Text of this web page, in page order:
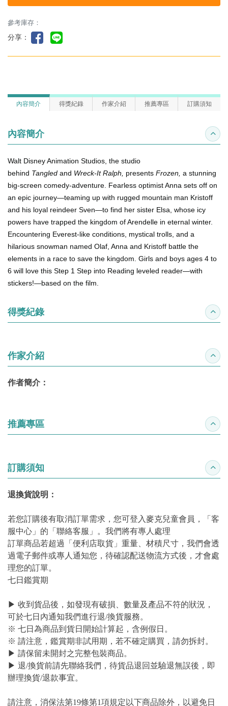
參考庫存：
分享：
內容簡介 得獎紀錄 作家介紹 推薦專區 訂購須知
內容簡介 收合
Walt Disney Animation Studios, the studio
behind Tangled and Wreck-It Ralph, presents Frozen, a stunning
big-screen comedy-adventure. Fearless optimist Anna sets off on
an epic journey—teaming up with rugged mountain man Kristoff
and his loyal reindeer Sven—to find her sister Elsa, whose icy
powers have trapped the kingdom of Arendelle in eternal winter.
Encountering Everest-like conditions, mystical trolls, and a
hilarious snowman named Olaf, Anna and Kristoff battle the
elements in a race to save the kingdom. Girls and boys ages 4 to
6 will love this Step 1 Step into Reading leveled reader—with
stickers!—based on the film.
得獎紀錄 收合
作家介紹 收合
作者簡介：
推薦專區 收合
訂購須知 收合
退換貨說明：
若您訂購後有取消訂單需求，您可登入麥克兒童會員，「客
服中心」的「聯絡客服」。我們將有專人處理
訂單商品若超過「便利店取貨」重量、材積尺寸，我們會透
過電子郵件或專人通知您，待確認配送物流方式後，才會處
理您的訂單。
七日鑑賞期
▶ 收到貨品後，如發現有破損、數量及產品不符的狀況，
可於七日內通知我們進行退/換貨服務。
※ 七日為商品到貨日開始計算起，含例假日。
※ 請注意，鑑賞期非試用期，若不確定購買，請勿拆封。
▶ 請保留未開封之完整包裝商品。
▶ 退/換貨前請先聯絡我們，待貨品退回並驗退無誤後，即
辦理換貨/退款事宜。
請注意，消保法第19條第1項規定以下商品除外，以避免日